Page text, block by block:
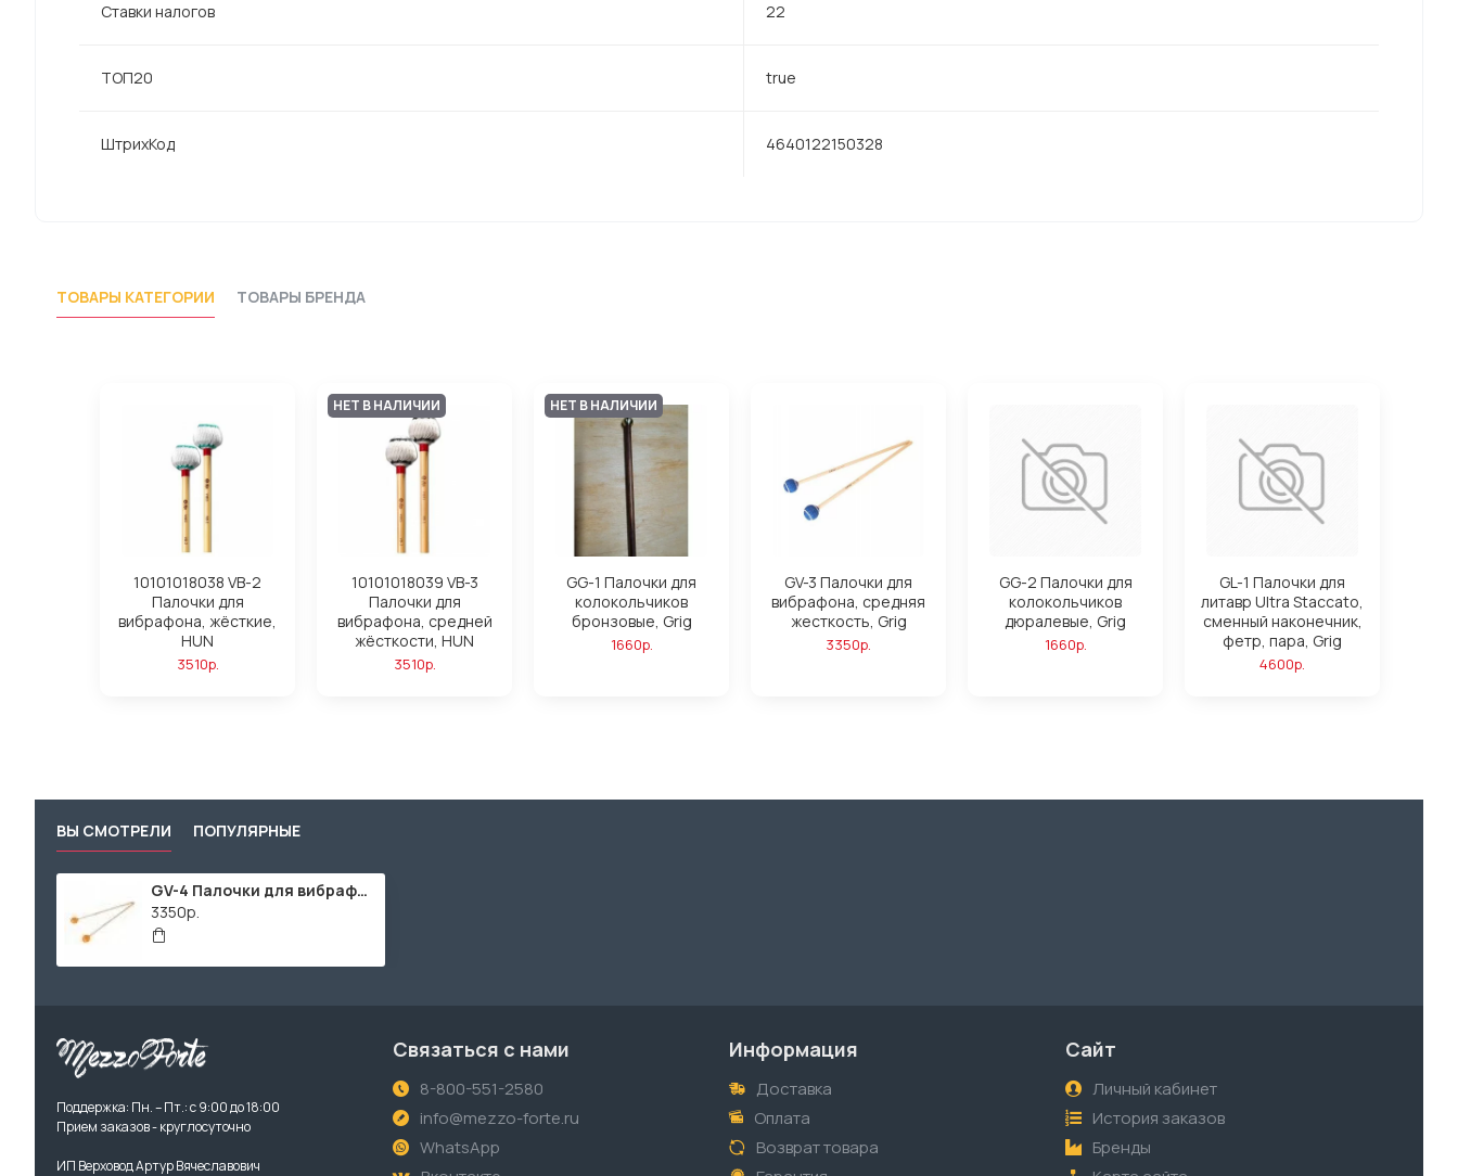
Ставки налогов 22
ТОП20 true
ШтрихКод 4640122150328
ТОВАРЫ КАТЕГОРИИ ТОВАРЫ БРЕНДА
10101018038 VB-2
Палочки для
вибрафона, жёсткие,
HUN
3510р.
НЕТ В НАЛИЧИИ
10101018039 VB-3
Палочки для
вибрафона, средней
жёсткости, HUN
3510р.
НЕТ В НАЛИЧИИ
GG-1 Палочки для
колокольчиков
бронзовые, Grig
1660р.
GV-3 Палочки для
вибрафона, средняя
жесткость, Grig
3350р.
GG-2 Палочки для
колокольчиков
дюралевые, Grig
1660р.
GL-1 Палочки для
литавр Ultra Staccato,
сменный наконечник,
фетр, пара, Grig
4600р.
ВЫ СМОТРЕЛИ ПОПУЛЯРНЫЕ
GV-4 Палочки для вибрафона, жесткие, Grig
3350р.
Поддержка: Пн. – Пт.: с 9:00 до 18:00
Прием заказов - круглосуточно
ИП Верховод Артур Вячеславович
Связаться с нами
8-800-551-2580
info@mezzo-forte.ru
WhatsApp
Информация
Доставка
Оплата
Возврат товара
Сайт
Личный кабинет
История заказов
Бренды